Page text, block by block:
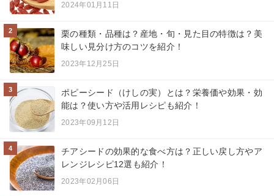
2024年01月11日
2
栗の種類・品種は？産地・旬・見た目の特徴は？美
味しい見分け方のコツを紹介！
2023年12月25日
3
ポピーシード（けしの実）とは？栄養価や効果・効
能は？使い方や活用レシピも紹介！
2023年09月12日
4
チアシードの効果的な食べ方は？正しい戻し方やア
レンジレシピ12選も紹介！
2023年02月06日